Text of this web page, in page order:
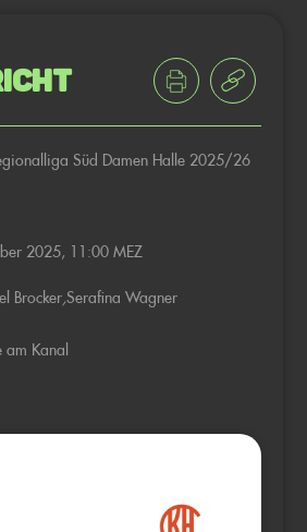
Süd Damen Halle 2025/26
2025, 11:00 MEZ
Brocker,Serafina Wagner
am Kanal